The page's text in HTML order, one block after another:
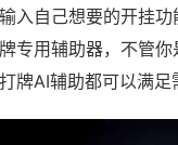
入自己想要的开挂
专用辅助器，不管
牌AI辅助都可以满足